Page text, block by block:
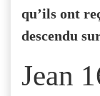
qu’ils ont
descendu
Jean